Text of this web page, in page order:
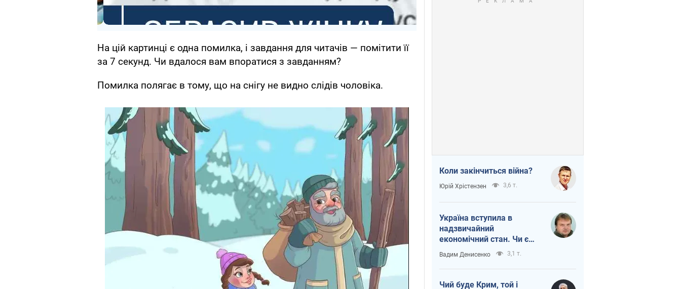
На цій картинці є одна помилка, і завдання для читачів — помітити її
за 7 секунд. Чи вдалося вам впоратися з завданням?
Помилка полягає в тому, що на снігу не видно слідів чоловіка.
Коли закінчиться війна?
Юрій Хрістензен 3,6 т.
Україна вступила в
надзвичайний
економічний стан. Чи є
світло вкінці тунелю?
Вадим Денисенко 3,1 т.
Чий буде Крим, той і